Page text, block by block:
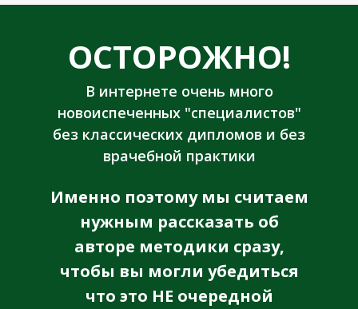
ОСТОРОЖНО!
В интернете очень много
новоиспеченных "специалистов"
без классических дипломов и без
врачебной практики
Именно поэтому мы считаем
нужным рассказать об
авторе методики сразу,
чтобы вы могли убедиться
что это НЕ очередной